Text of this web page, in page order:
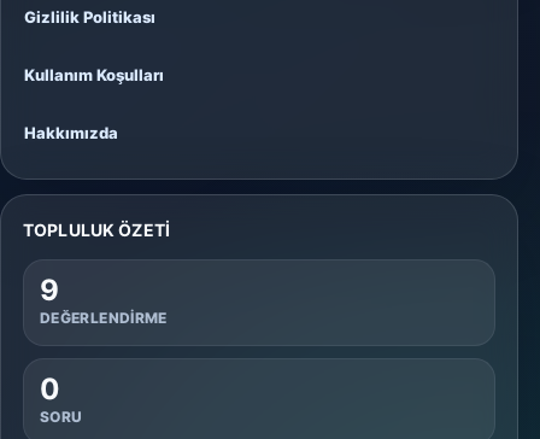
Gizlilik Politikası
Kullanım Koşulları
Hakkımızda
TOPLULUK ÖZETI
9
DEĞERLENDIRME
0
SORU